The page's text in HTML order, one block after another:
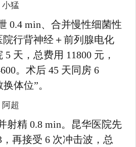
小猛
0.4 min、合并慢性细菌性
行背神经＋前列腺电化
天，总费用 11800 元，
。术后 45 天同房 6
体位”。
超
射精 0.8 min。昆华医院先
再接受 6 次冲击波，总